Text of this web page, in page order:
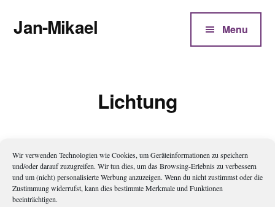
Wir verwenden Technologien wie Cookies, um Geräteinformationen zu speichern
und/oder darauf zuzugreifen. Wir tun dies, um das Browsing-Erlebnis zu verbessern
und um (nicht) personalisierte Werbung anzuzeigen. Wenn du nicht zustimmst oder die
Zustimmung widerrufst, kann dies bestimmte Merkmale und Funktionen
beeinträchtigen.
Inhalt
springen
menu
Jan-Mikael Menu
Lichtung
Treue ist der Weg II
Museumstage und the big five for life „Ist heute ein guter